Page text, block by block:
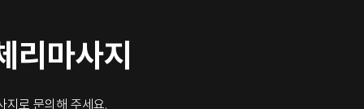
리마사지
지로 문의해 주세요.